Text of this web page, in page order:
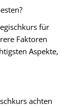
für
Faktoren
Aspekte,
achten